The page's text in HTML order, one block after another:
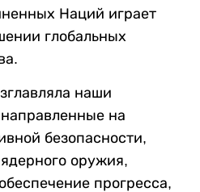
Наций играет
глобальных
наши
на
безопасности,
оружия,
прогресса,